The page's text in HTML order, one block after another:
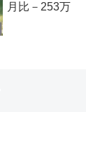
月比－253万